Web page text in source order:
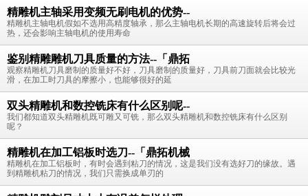
精雕机主轴采用变频无刷电机的优势--
精雕机主轴电机假如不选用高精度轴承，那么主轴电机长期的高速旋转后将会过
热，还会影响主轴电机的使用寿命
鉴别精雕雕机刀具质量的方法--「鼎拓
观察精雕机刀具磨制的质量好不好，刀具磨制的质量好，刀具前刀面就会比较光
滑，在加工时刀具的摩擦小，也能够很好的延
双头精雕机和数控铣床有什么区别呢--
我们都知道双头精雕机既可雕又可铣，那么双头精雕机和数控铣床有什么区别
呢？
精雕机在加工铝板时选刀--「鼎拓机械
精雕机在加工铝板时，有时会遇到粘刀的情况，这是我们没有选好刀的缘故。遇
到精雕机粘刀的情况，我们只需换成单刃的